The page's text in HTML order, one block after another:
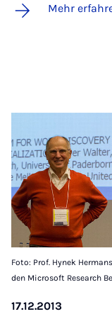
Mehr
Foto: Prof. Hynek
den Microsoft Research
17.12.2013